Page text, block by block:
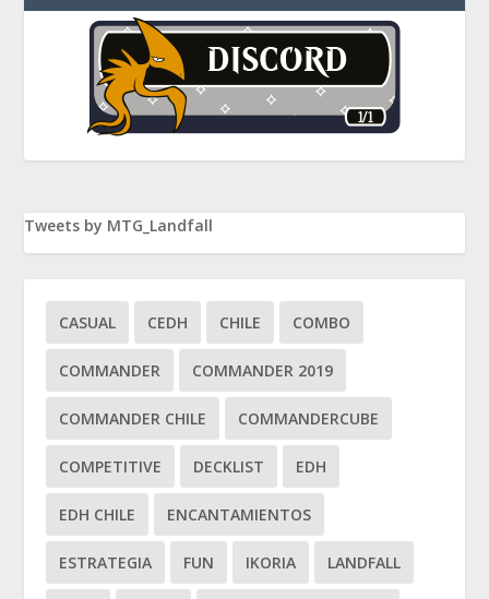
Tweets by MTG_Landfall
CASUAL CEDH CHILE COMBO
COMMANDER COMMANDER 2019
COMMANDER CHILE COMMANDERCUBE
COMPETITIVE DECKLIST EDH
EDH CHILE ENCANTAMIENTOS
ESTRATEGIA FUN IKORIA LANDFALL